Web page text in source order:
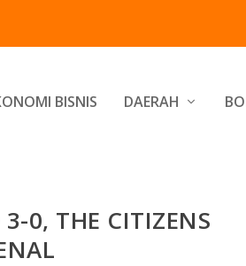
BISNIS DAERAH
3-0, THE CITIZENS